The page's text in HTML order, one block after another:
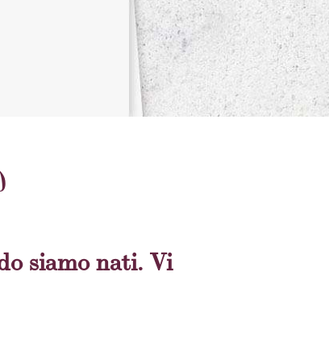
siamo nati. Vi